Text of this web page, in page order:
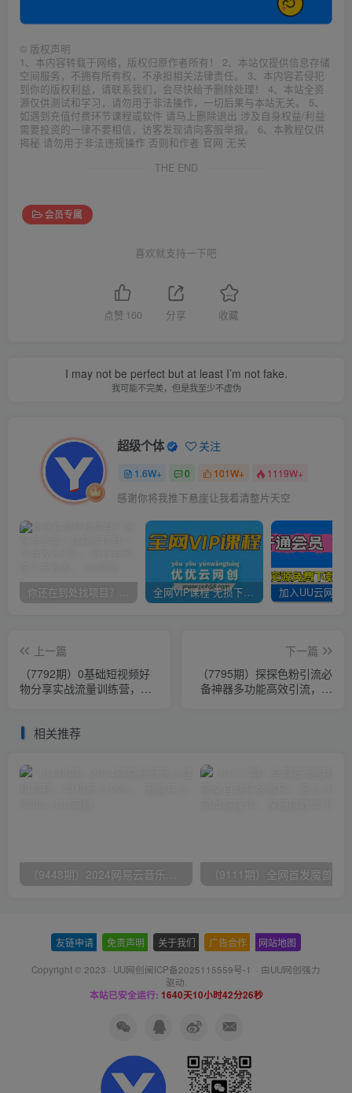
© 版权声明
1、本内容转载于网络，版权归原作者所有！ 2、本站仅提供信息存储
空间服务，不拥有所有权，不承担相关法律责任。 3、本内容若侵犯
到你的版权利益，请联系我们，会尽快给予删除处理！ 4、本站全资
源仅供测试和学习，请勿用于非法操作，一切后果与本站无关。 5、
如遇到充值付费环节课程或软件 请马上删除退出 涉及自身权益/利益
需要投资的一律不要相信，访客发现请向客服举报。 6、本教程仅供
揭秘 请勿用于非法违规操作 否则和作者 官网 无关
THE END
会员专属
喜欢就支持一下吧
点赞 160 分享 收藏
I may not be perfect but at least I’m not fake.
我可能不完美，但是我至少不虚伪
超级个体 关注
1.6W+ 0 101W+ 1119W+
感谢你将我推下悬崖让我看清整片天空
你还在到处找项目？还在当韭菜？我靠卖项目一个月收入5万+，曾经我也是个失败者。 全网VIP课程 无损下载~
上一篇
（7792期）0基础短视频好
物分享实战流量训练营，从
下一篇
（7795期）探探色粉引流必
备神器多功能高效引流，解
相关推荐
友链申请 免责声明 关于我们 广告合作 网站地图
Copyright © 2023 · UU网创闽ICP备2025115559号-1 · 由UU网创强力
驱动.
本站已安全运行: 1640天10小时42分26秒